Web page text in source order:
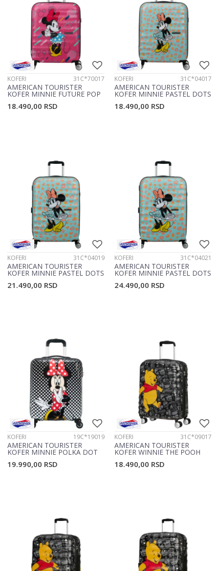
KOFERI 31C*70017
AMERICAN TOURISTER
KOFER MINNIE FUTURE POP
18.490,00 RSD
KOFERI 31C*04017
AMERICAN TOURISTER
KOFER MINNIE PASTEL DOTS
18.490,00 RSD
KOFERI 31C*04019
AMERICAN TOURISTER
KOFER MINNIE PASTEL DOTS
21.490,00 RSD
KOFERI 31C*04021
AMERICAN TOURISTER
KOFER MINNIE PASTEL DOTS
24.490,00 RSD
KOFERI 19C*19019
AMERICAN TOURISTER
KOFER MINNIE POLKA DOT
19.990,00 RSD
KOFERI 31C*09017
AMERICAN TOURISTER
KOFER WINNIE THE POOH
18.490,00 RSD